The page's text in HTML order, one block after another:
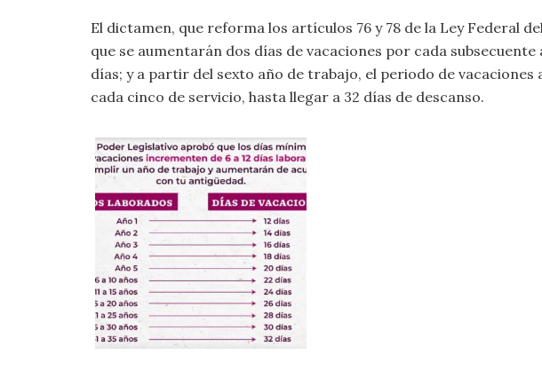
El dictamen, que reforma los artículos 76 y 78 de la Ley Federal
que se aumentarán dos días de vacaciones por cada
días; y a partir del sexto año de trabajo, el periodo de
cada cinco de servicio, hasta llegar a 32 días de descanso.